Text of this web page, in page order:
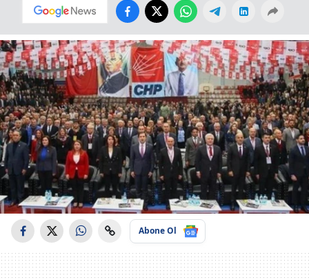
Abone Ol